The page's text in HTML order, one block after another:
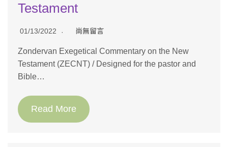
Testament
01/13/2022 尚無留言
Zondervan Exegetical Commentary on the New
Testament (ZECNT) / Designed for the pastor and
Bible…
Read More